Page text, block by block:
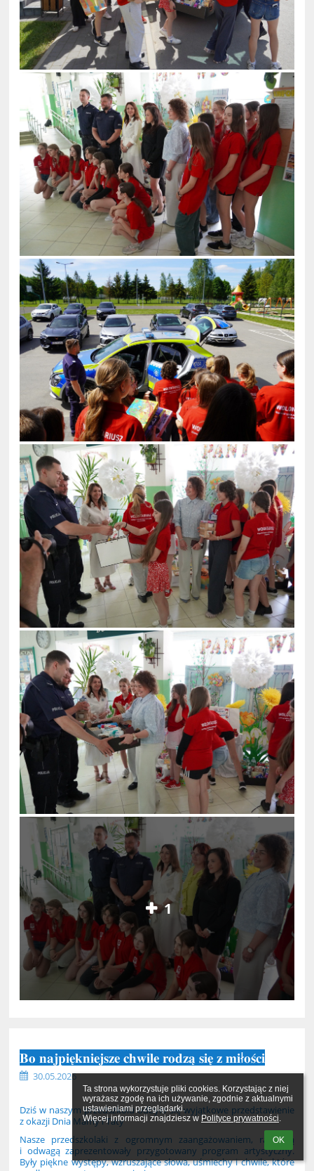
Ta strona wykorzystuje pliki cookies. Korzystając z niej
wyrażasz zgodę na ich używanie, zgodnie z aktualnymi
ustawieniami przeglądarki.
Więcej informacji znajdziesz w Polityce prywatności.
OK
1
𝐁𝐨 𝐧𝐚𝐣𝐩𝐢𝐞̨𝐤𝐧𝐢𝐞𝐣𝐬𝐳𝐞 𝐜𝐡𝐰𝐢𝐥𝐞 𝐫𝐨𝐝𝐳𝐚̨ 𝐬𝐢𝐞̨ 𝐳 𝐦𝐢ł𝐨𝐬́𝐜𝐢
30.05.2026
Dziś w naszym przedszkolu odbyło się wyjątkowe przedstawienie
z okazji Dnia Mamy i Taty
Nasze przedszkolaki z ogromnym zaangażowaniem, radością
i odwagą zaprezentowały przygotowany program artystyczny.
Były piękne występy, wzruszające słowa, uśmiechy i chwile, które